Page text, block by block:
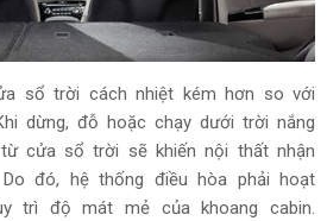
sổ trời cách nhiệt kém hơn so với
dừng, đỗ hoặc chạy dưới trời nắng
cửa sổ trời sẽ khiến nội thất nhận
đó, hệ thống điều hòa phải hoạt
trì độ mát mẻ của khoang cabin.